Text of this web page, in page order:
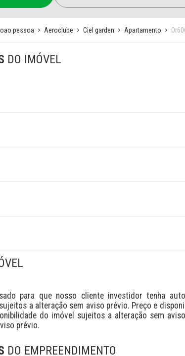
pessoa Aeroclube Ciel garden Apartamento
DO IMÓVEL
para que nosso cliente investidor tenha
a alteração sem aviso prévio. Preço e
do imóvel sujeitos a alteração sem
prévio.
DO EMPREENDIMENTO